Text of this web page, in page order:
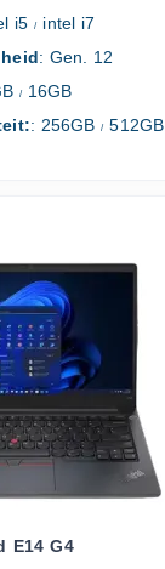
i5/ intel i7
: Gen. 12
/ 16GB
: 256GB/ 512GB
E14 G4